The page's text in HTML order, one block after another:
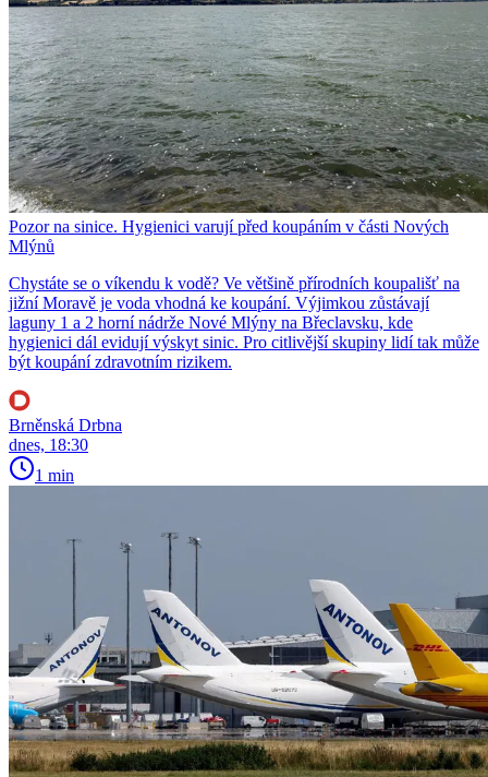
Pozor na sinice. Hygienici varují před koupáním v části Nových
Mlýnů
Chystáte se o víkendu k vodě? Ve většině přírodních koupališť na
jižní Moravě je voda vhodná ke koupání. Výjimkou zůstávají
laguny 1 a 2 horní nádrže Nové Mlýny na Břeclavsku, kde
hygienici dál evidují výskyt sinic. Pro citlivější skupiny lidí tak může
být koupání zdravotním rizikem.
Brněnská Drbna
dnes, 18:30
1 min